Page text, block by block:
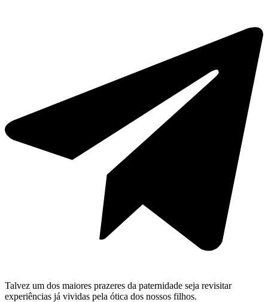
Talvez um dos maiores prazeres da paternidade seja revisitar
experiências já vividas pela ótica dos nossos filhos.